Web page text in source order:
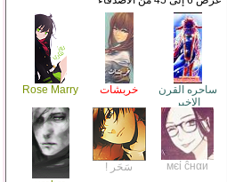
ساحره القرن
الاخير
خربشات Rose Marry
мєί ĉнαи
سَحَر !